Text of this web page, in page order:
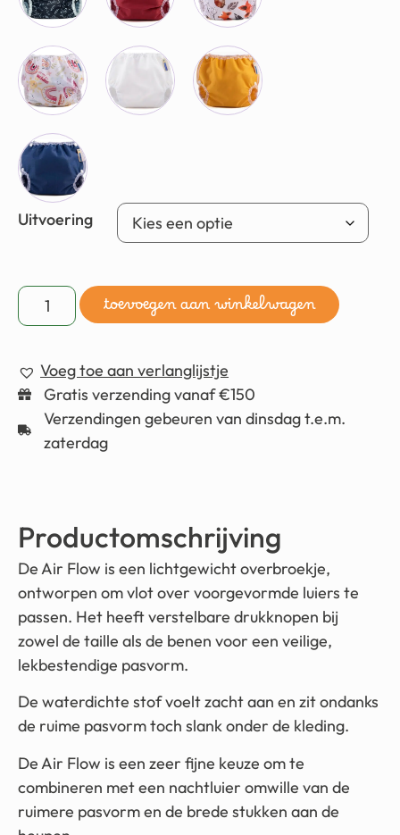
Uitvoering
toevoegen aan winkelwagen
Voeg toe aan verlanglijstje
Gratis verzending vanaf €150
Verzendingen gebeuren van dinsdag t.e.m.
zaterdag
Productomschrijving
De Air Flow is een lichtgewicht overbroekje,
ontworpen om vlot over voorgevormde luiers te
passen. Het heeft verstelbare drukknopen bij
zowel de taille als de benen voor een veilige,
lekbestendige pasvorm.
De waterdichte stof voelt zacht aan en zit ondanks
de ruime pasvorm toch slank onder de kleding.
De Air Flow is een zeer fijne keuze om te
combineren met een nachtluier omwille van de
ruimere pasvorm en de brede stukken aan de